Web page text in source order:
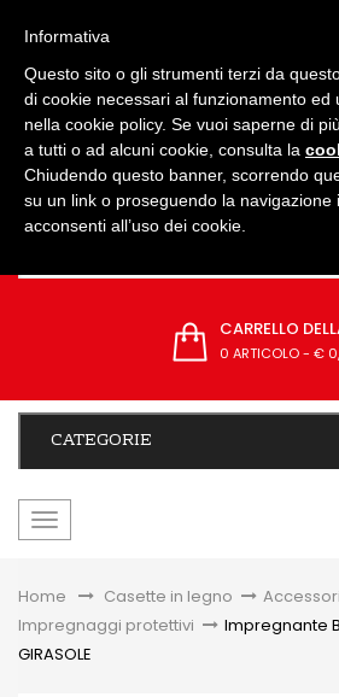
CARRELLO
0 ARTICOLO- €
CATEGORIE
navigazione
Home &gt;Casette in legno >
Impregnaggi protettivi > Impregnante
GIRASOLE
Informativa
Questo sito o gli strumenti terzi da
di cookie necessari al funzionamento ed
nella cookie policy. Se vuoi saperne di
a tutti o ad alcuni cookie, consulta la
Chiudendo questo banner, scorrendo
su un link o proseguendo la navigazione
acconsenti all’uso dei cookie.